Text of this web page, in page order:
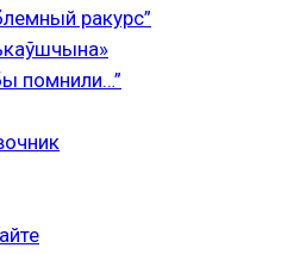
ракурс”
помнили…”